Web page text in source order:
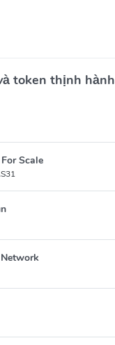
token thịnh hành
Scale